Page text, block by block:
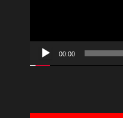
00:00